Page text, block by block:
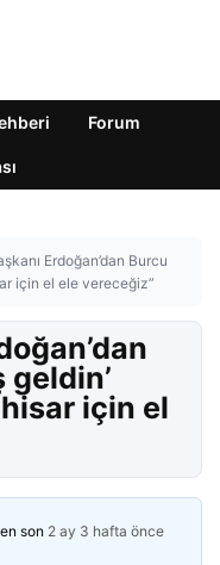
Forum
Erdoğan’dan Burcu
için el ele vereceğiz”
geldin’
için el
son 2 ay 3 hafta önce